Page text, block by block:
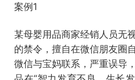
案例1
某母婴用品商家经销人员无
的禁令，擅自在微信朋友圈
微信与宝妈联系，严重误导